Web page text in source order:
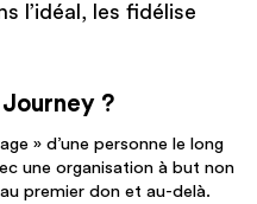
l’idéal, les fidélise
Journey ?
» d’une personne le long
une organisation à but non
premier don et au-delà.